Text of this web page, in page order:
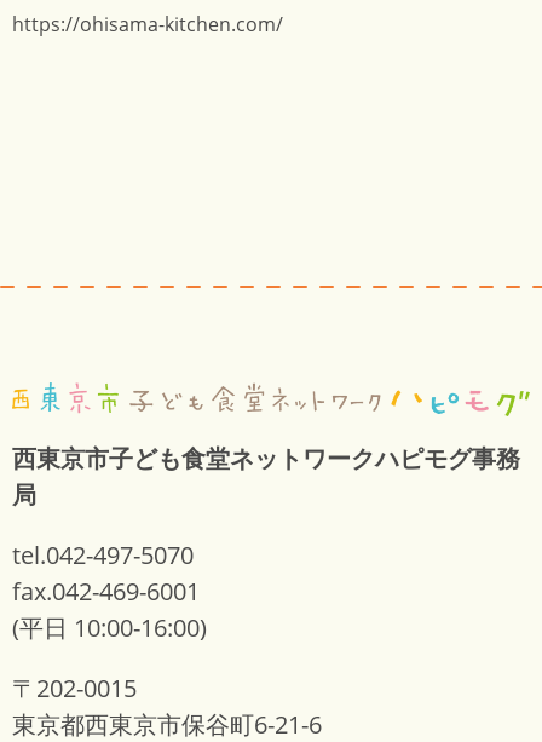
https://ohisama-kitchen.com/
西東京市子ども食堂ネットワークハピモグ事務
局
tel.042-497-5070
fax.042-469-6001
(平日 10:00-16:00)
〒202-0015
東京都西東京市保谷町6-21-6